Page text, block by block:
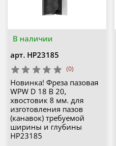
В наличии
арт. HP23185
(0)
Новинка! Фреза пазовая
WPW D 18 B 20,
хвостовик 8 мм. для
изготовления пазов
(канавок) требуемой
ширины и глубины
HP23185